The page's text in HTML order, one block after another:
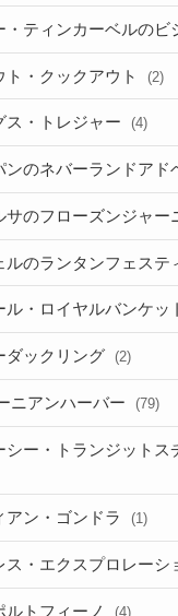
・ティンカーベルのビ
ト・クックアウト (2)
ス・トレジャー (4)
ンのネバーランドアド
サのフローズンジャー
ルのランタンフェステ
ル・ロイヤルバンケッ
ダックリング (2)
ニアンハーバー (79)
シー・トランジットス
アン・ゴンドラ (1)
ス・エクスプロレーシ
ルトフィーノ (4)